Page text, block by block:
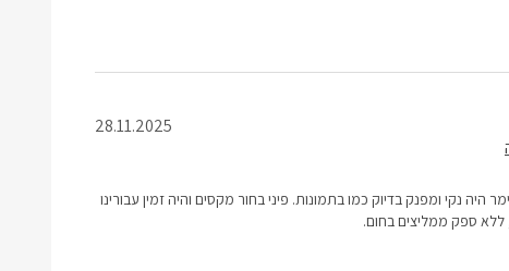
28.11.2025
היה נקי ומפנק בדיוק כמו בתמונות. פיני בחור מקסים והיה זמין עבורינו
ספק ממליצים בחום.